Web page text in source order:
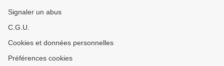
Signaler un abus
C.G.U.
Cookies et données personnelles
Préférences cookies